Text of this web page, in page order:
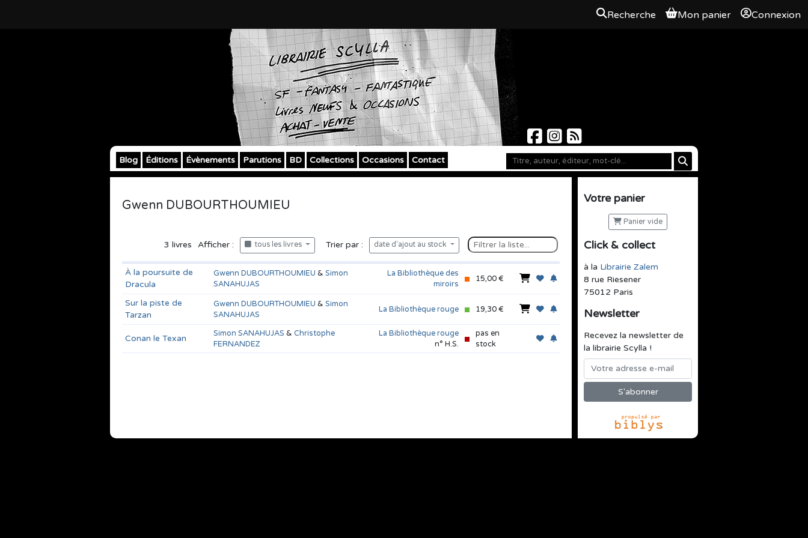
Recherche Mon panier Connexion
Blog Éditions Évènements Parutions BD Collections Occasions Contact
Votre panier
Panier vide
Click & collect
à la Librairie Zalem
8 rue Riesener
75012 Paris
Newsletter
Recevez la newsletter de
la librairie Scylla !
Gwenn DUBOURTHOUMIEU
3 livres Afficher : tous les livres Trier par : date d'ajout au stock
À la poursuite de
Dracula
Gwenn DUBOURTHOUMIEU & Simon
SANAHUJAS
La Bibliothèque des
miroirs
15,00 €
Sur la piste de
Tarzan
Gwenn DUBOURTHOUMIEU & Simon
SANAHUJAS
La Bibliothèque rouge 19,30 €
Conan le Texan Simon SANAHUJAS & Christophe
FERNANDEZ
La Bibliothèque rouge
n° H.S.
pas en
stock